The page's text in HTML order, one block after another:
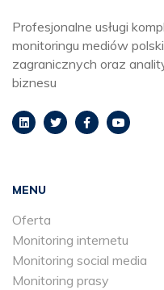
Profesjonalne usługi
monitoringu mediów
zagranicznych oraz
biznesu
MENU
Oferta
Monitoring internetu
Monitoring social media
Monitoring prasy